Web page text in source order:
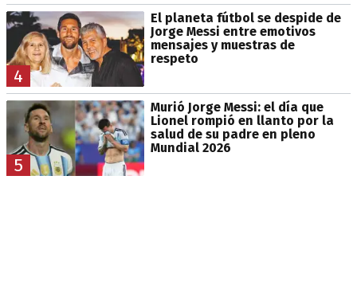
4
El planeta fútbol se despide de
Jorge Messi entre emotivos
mensajes y muestras de
respeto
5
Murió Jorge Messi: el día que
Lionel rompió en llanto por la
salud de su padre en pleno
Mundial 2026